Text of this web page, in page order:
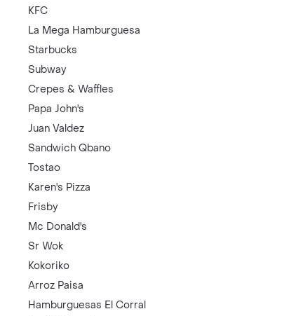
KFC
La Mega Hamburguesa
Starbucks
Subway
Crepes & Waffles
Papa John's
Juan Valdez
Sandwich Qbano
Tostao
Karen's Pizza
Frisby
Mc Donald's
Sr Wok
Kokoriko
Arroz Paisa
Hamburguesas El Corral